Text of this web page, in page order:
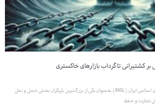
بر کشتیرانی تا گرداب بازارهای خاکستری
شرکت خطوط کشتیرانی جمهوری اسلامی ایران (IRISL) به‌عنوان یکی از بزرگ‌ترین بازیگران بخش حمل و نقل
تجارت و حفظ